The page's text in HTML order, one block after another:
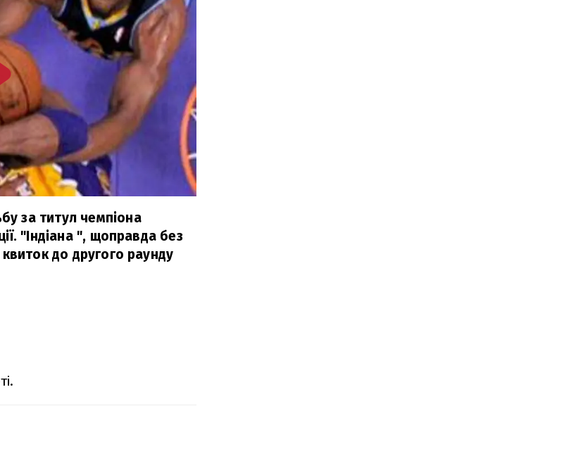
за титул чемпіона
"Індіана ", щоправда без
до другого раунду